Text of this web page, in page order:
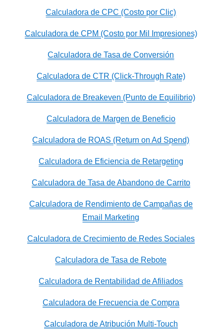
Calculadora de CPC (Costo por Clic)
Calculadora de CPM (Costo por Mil Impresiones)
Calculadora de Tasa de Conversión
Calculadora de CTR (Click-Through Rate)
Calculadora de Breakeven (Punto de Equilibrio)
Calculadora de Margen de Beneficio
Calculadora de ROAS (Return on Ad Spend)
Calculadora de Eficiencia de Retargeting
Calculadora de Tasa de Abandono de Carrito
Calculadora de Rendimiento de Campañas de
Email Marketing
Calculadora de Crecimiento de Redes Sociales
Calculadora de Tasa de Rebote
Calculadora de Rentabilidad de Afiliados
Calculadora de Frecuencia de Compra
Calculadora de Atribución Multi-Touch